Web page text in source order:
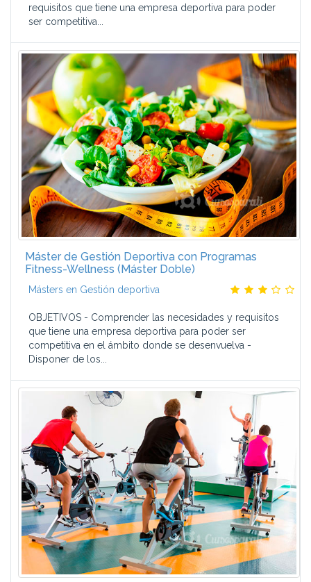
requisitos que tiene una empresa deportiva para poder
ser competitiva...
Máster de Gestión Deportiva con Programas
Fitness-Wellness (Máster Doble)
Másters en Gestión deportiva
OBJETIVOS - Comprender las necesidades y requisitos
que tiene una empresa deportiva para poder ser
competitiva en el ámbito donde se desenvuelva -
Disponer de los...